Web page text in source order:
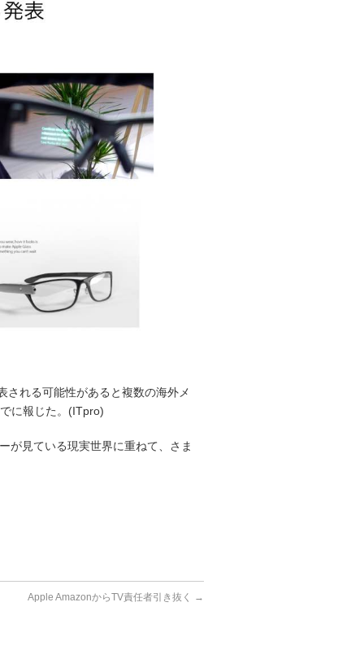
される可能性があると複数の海外メ
に報じた。(ITpro)
が見ている現実世界に重ねて、さま
Apple AmazonからTV責任者引き抜く →